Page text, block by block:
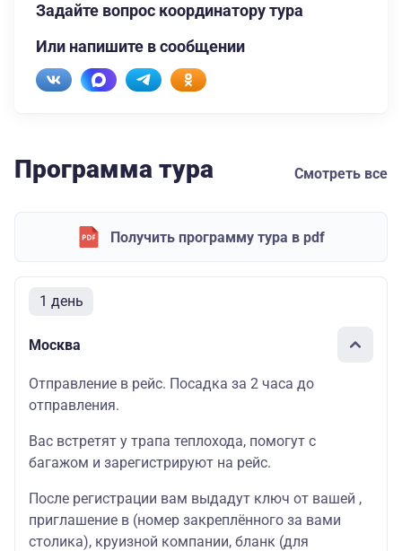
Задайте вопрос координатору тура
Или напишите в сообщении
Программа тура Смотреть все
Получить программу тура в pdf
1 день
Москва
Отправление в рейс. Посадка за 2 часа до
отправления.
Вас встретят у трапа теплохода, помогут с
багажом и зарегистрируют на рейс.
После регистрации вам выдадут ключ от вашей ,
приглашение в (номер закреплённого за вами
столика), круизной компании, бланк (для